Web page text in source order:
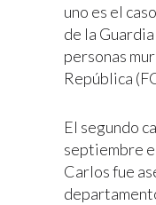
uno es el
de la
personas
República
El segundo
septiembre
Carlos fue